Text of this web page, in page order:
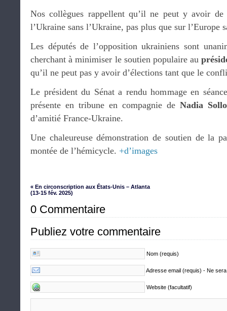
Nos collègues rappellent qu’il ne peut y avoir de
l’Ukraine sans l’Ukraine, pas plus que sur l’Europe
Les députés de l’opposition ukrainiens sont
cherchant à minimiser le soutien populaire au
qu’il ne peut pas y avoir d’élections tant que le
Le président du Sénat a rendu hommage en
présente en tribune en compagnie de Nadia
d’amitié France-Ukraine.
Une chaleureuse démonstration de soutien de la
montée de l’hémicycle. +d’images
« En circonscription aux États-Unis – Atlanta
(13-15 fév. 2025)
0 Commentaire
Publiez votre commentaire
Nom (requis)
Adresse email (requis) - Ne
Website (facultatif)